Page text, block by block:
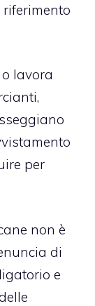
lavora
per
non è
di
e